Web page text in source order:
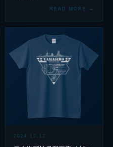
READ MORE →
2024.12.12